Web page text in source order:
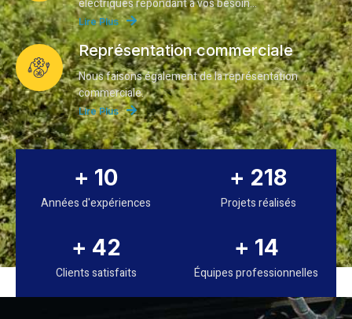
électriques répondant à vos besoin…
Lire Plus
Représentation commerciale
Nous faisons également de la représentation
commerciale.
Lire Plus
+ 10
Années d'expériences
+ 234
Projets réalisés
+ 45
Clients satisfaits
+ 15
Équipes professionnelles